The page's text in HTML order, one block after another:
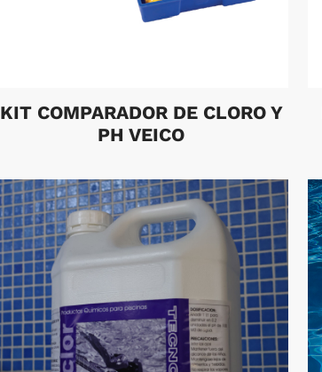
KIT COMPARADOR DE CLORO Y
PH VEICO